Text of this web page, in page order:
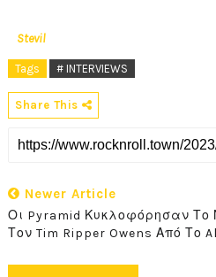
Stevil
Tags # INTERVIEWS
Share This
Newer Article
Οι Pyramid Κυκλοφόρησαν Το
Τον Tim Ripper Owens Από Το